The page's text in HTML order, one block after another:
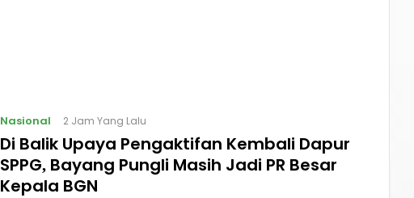
Nasional 2 Jam Yang Lalu
Di Balik Upaya Pengaktifan Kembali Dapur
SPPG, Bayang Pungli Masih Jadi PR Besar
Kepala BGN